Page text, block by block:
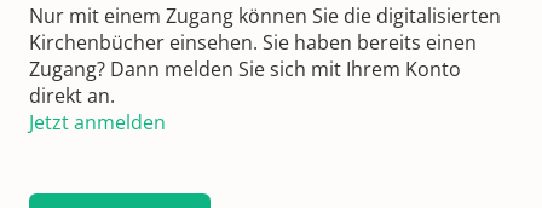
Nur mit einem Zugang können Sie die digitalisierten
Kirchenbücher einsehen. Sie haben bereits einen
Zugang? Dann melden Sie sich mit Ihrem Konto
direkt an.
Jetzt anmelden